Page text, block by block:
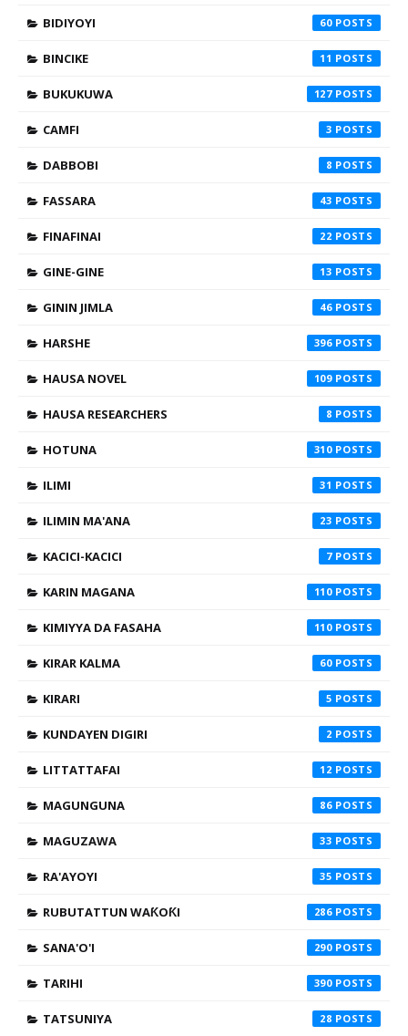
BIDIYOYI 60
BINCIKE 11
BUKUKUWA 127
CAMFI 3
DABBOBI 8
FASSARA 43
FINAFINAI 22
GINE-GINE 13
GININ JIMLA 46
HARSHE 396
HAUSA NOVEL 109
HAUSA RESEARCHERS 8
HOTUNA 310
ILIMI 31
ILIMIN MA'ANA 23
KACICI-KACICI 7
KARIN MAGANA 110
KIMIYYA DA FASAHA 110
KIRAR KALMA 60
KIRARI 5
KUNDAYEN DIGIRI 2
LITTATTAFAI 12
MAGUNGUNA 86
MAGUZAWA 33
RA'AYOYI 35
RUBUTATTUN WAƘOƘI 286
SANA'O'I 290
TARIHI 390
TATSUNIYA 28